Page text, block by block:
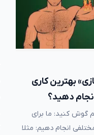
بهترین کاری
دهید؟
گوش کنید: ما برای
انجام دهیم: مثلا